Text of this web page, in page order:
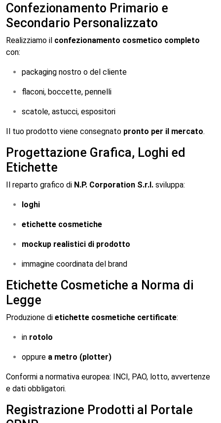
Confezionamento Primario e
Secondario Personalizzato
Realizziamo il confezionamento cosmetico completo
con:
packaging nostro o del cliente
flaconi, boccette, pennelli
scatole, astucci, espositori
Il tuo prodotto viene consegnato pronto per il mercato.
Progettazione Grafica, Loghi ed
Etichette
Il reparto grafico di N.P. Corporation S.r.l. sviluppa:
loghi
etichette cosmetiche
mockup realistici di prodotto
immagine coordinata del brand
Etichette Cosmetiche a Norma di
Legge
Produzione di etichette cosmetiche certificate:
in rotolo
oppure a metro (plotter)
Conformi a normativa europea: INCI, PAO, lotto, avvertenze
e dati obbligatori.
Registrazione Prodotti al Portale